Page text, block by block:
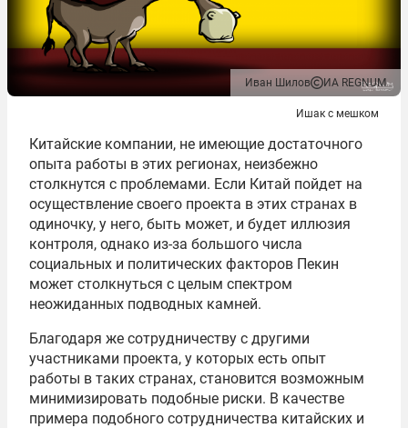
Иван Шилов ИА REGNUM
Ишак с мешком
Китайские компании, не имеющие достаточного
опыта работы в этих регионах, неизбежно
столкнутся с проблемами. Если Китай пойдет на
осуществление своего проекта в этих странах в
одиночку, у него, быть может, и будет иллюзия
контроля, однако из-за большого числа
социальных и политических факторов Пекин
может столкнуться с целым спектром
неожиданных подводных камней.
Благодаря же сотрудничеству с другими
участниками проекта, у которых есть опыт
работы в таких странах, становится возможным
минимизировать подобные риски. В качестве
примера подобного сотрудничества китайских и